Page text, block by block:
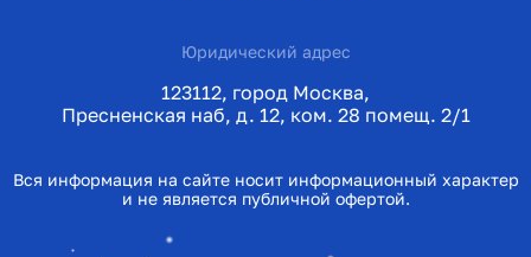
Юридический адрес
123112, город Москва,
Пресненская наб, д. 12, ком. 28 помещ. 2/1
Вся информация на сайте носит информационный характер
и не является публичной офертой.